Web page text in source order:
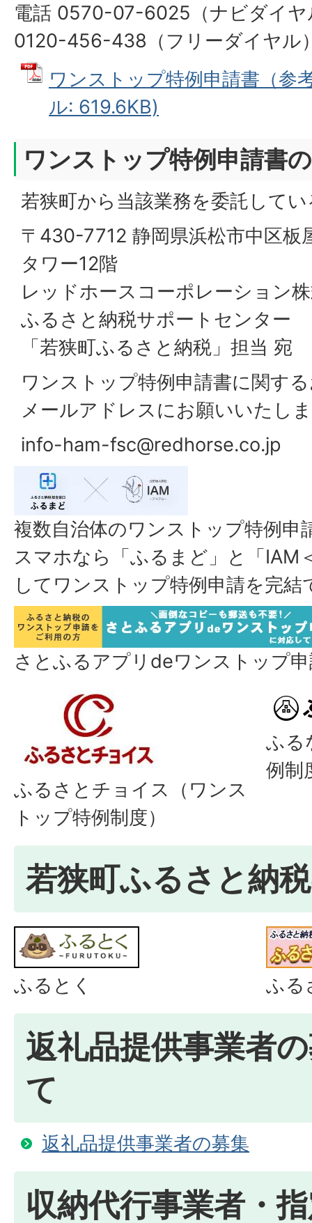
電話 0570-07-6025（ナビダイヤ
0120-456-438（フリーダイヤル
ワンストップ特例申請書（参
ル: 619.6KB)
ワンストップ特例申請書
若狭町から当該業務を委託して
〒430-7712 静岡県浜松市中区板
タワー12階
レッドホースコーポレーション
ふるさと納税サポートセンター
「若狭町ふるさと納税」担当 宛
ワンストップ特例申請書に関す
メールアドレスにお願いいたし
info-ham-fsc@redhorse.co.jp
複数自治体のワンストップ特例申
スマホなら「ふるまど」と「IAM
してワンストップ特例申請を完結
さとふるアプリdeワンストップ
ふるさとチョイス（ワンス
トップ特例制度）
ふる
例制
若狭町ふるさと納
ふるとく ふる
返礼品提供事業者
て
返礼品提供事業者の募集
収納代行事業者・